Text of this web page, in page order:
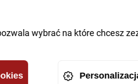
certyfikatem VBA:
wybrać na które chcesz